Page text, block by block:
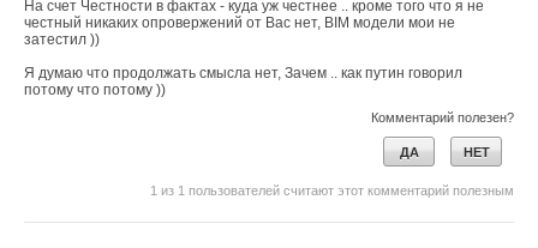
На счет Честности в фактах - куда уж честнее .. кроме того что я не
честный никаких опровержений от Вас нет, BIM модели мои не
затестил ))
Я думаю что продолжать смысла нет, Зачем .. как путин говорил
потому что потому ))
Комментарий полезен?
ДА НЕТ
1 из 1 пользователей считают этот комментарий полезным